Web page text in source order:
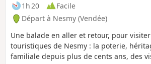
1h 20
Facile
Départ à Nesmy (Vendée)
Une balade en aller et retour, pour
touristiques de Nesmy : la poterie,
familiale depuis plus de cents ans, des